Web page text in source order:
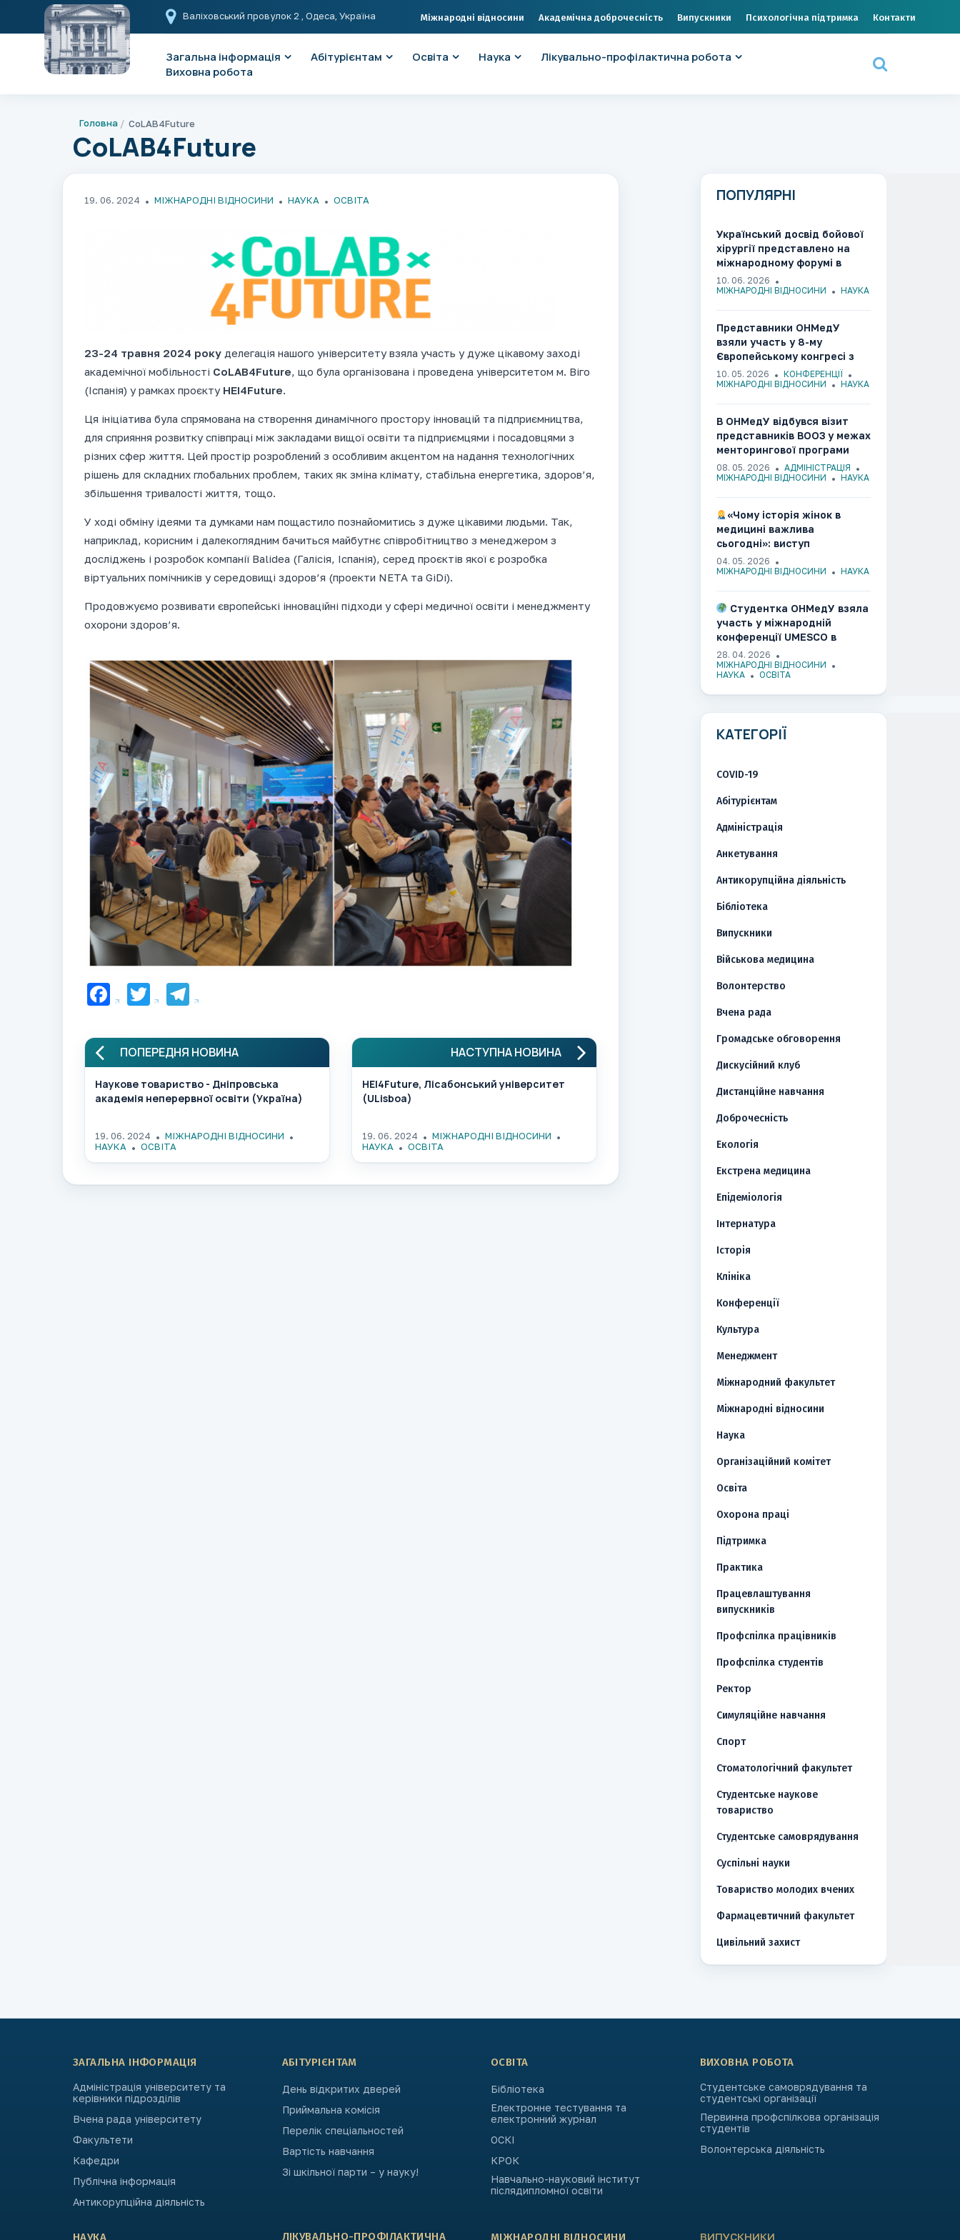
Валіховський провулок 2 , Одеса, Україна Міжнародні відносини Академічна доброчесність Випускники Психологічна підтримка Контакти
Загальна інформація Абітурієнтам Освіта Наука
Лікувально-профілактична робота
Виховна робота
Головна CoLAB4Future
CoLAB4Future
19. 06. 2024 МІЖНАРОДНІ ВІДНОСИНИ НАУКА ОСВІТА
23-24 травня 2024 року делегація нашого університету взяла участь у дуже цікавому заході
академічної мобільності CoLAB4Future, що була організована і проведена університетом м. Віго
(Іспанія) у рамках проєкту HEI4Future.
Ця ініціатива була спрямована на створення динамічного простору інновацій та підприємництва,
для сприяння розвитку співпраці між закладами вищої освіти та підприємцями і посадовцями з
різних сфер життя. Цей простір розроблений з особливим акцентом на надання технологічних
рішень для складних глобальних проблем, таких як зміна клімату, стабільна енергетика, здоров’я,
збільшення тривалості життя, тощо.
У ході обміну ідеями та думками нам пощастило познайомитись з дуже цікавими людьми. Так,
наприклад, корисним і далекоглядним бачиться майбутнє співробітництво з менеджером з
досліджень і розробок компанії Balidea (Галісія, Іспанія), серед проєктів якої є розробка
віртуальних помічників у середовищі здоров’я (проекти NETA та GiDi).
Продовжуємо розвивати європейські інноваційні підходи у сфері медичної освіти і менеджменту
охорони здоров’я.
Facebook
TwitterTelegram
ПОПЕРЕДНЯ НОВИНА
Наукове товариство - Дніпровська
академія неперервної освіти (Україна)
19. 06. 2024
МІЖНАРОДНІ ВІДНОСИНИ
НАУКА
ОСВІТА
НАСТУПНА НОВИНА
HEI4Future, Лісабонський університет
(ULisboa)
19. 06. 2024
МІЖНАРОДНІ ВІДНОСИНИ
НАУКА
ОСВІТА
ПОПУЛЯРНІ
Український досвід бойової
хірургії представлено на
міжнародному форумі в
Литві
10. 06. 2026
МІЖНАРОДНІ ВІДНОСИНИ
НАУКА
Представники ОНМедУ
взяли участь у 8-му
Європейському конгресі з
ендометріозу(Італія,
Болонья, 2026)
10. 05. 2026
КОНФЕРЕНЦІЇ
МІЖНАРОДНІ ВІДНОСИНИ
НАУКА
В ОНМедУ відбувся візит
представників ВООЗ у межах
менторингової програми
боротьби з
антибіотикорезистентністю
08. 05. 2026
АДМІНІСТРАЦІЯ
МІЖНАРОДНІ ВІДНОСИНИ
НАУКА
«Чому історія жінок в
медицині важлива
сьогодні»: виступ
здобувачки ОНМедУ на
міжнародній конференції в
04. 05. 2026
МІЖНАРОДНІ ВІДНОСИНИ
НАУКА
Студентка ОНМедУ взяла
участь у міжнародній
конференції UMESCO в
Ужгороді​​​​​​​​​​​​​​​​
28. 04. 2026
МІЖНАРОДНІ ВІДНОСИНИ
НАУКА
ОСВІТА
КАТЕГОРІЇ
COVID-19
Абітурієнтам
Адміністрація
Анкетування
Антикорупційна діяльність
Бібліотека
Випускники
Військова медицина
Волонтерство
Вчена рада
Громадське обговорення
Дискусійний клуб
Дистанційне навчання
Доброчесність
Екологія
Екстрена медицина
Епідеміологія
Інтернатура
Історія
Клініка
Конференції
Культура
Менеджмент
Міжнародний факультет
Міжнародні відносини
Наука
Організаційний комітет
Освіта
Охорона праці
Підтримка
Практика
Працевлаштування
випускників
Профспілка працівників
Профспілка студентів
Ректор
Симуляційне навчання
Спорт
Стоматологічний факультет
Студентське наукове
товариство
Студентське самоврядування
Суспільні науки
Товариство молодих вчених
Фармацевтичний факультет
Цивільний захист
ЗАГАЛЬНА ІНФОРМАЦІЯ
Адміністрація університету та
керівники підрозділів
Вчена рада університету
Факультети
Кафедри
Публічна інформація
Антикорупційна діяльність
АБІТУРІЄНТАМ
День відкритих дверей
Приймальна комісія
Перелік спеціальностей
Вартість навчання
Зі шкільної парти – у науку!
ОСВІТА
Бібліотека
Електронне тестування та
електронний журнал
ОСКІ
КРОК
Навчально-науковий інститут
післядипломної освіти
ВИХОВНА РОБОТА
Студентське самоврядування та
студентські організації
Первинна профспілкова організація
студентів
Волонтерська діяльність
НАУКА ЛІКУВАЛЬНО-ПРОФІЛАКТИЧНА МІЖНАРОДНІ ВІДНОСИНИ ВИПУСКНИКИ